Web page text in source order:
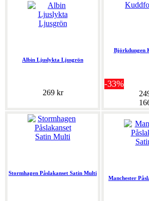
Albin Ljuslykta Ljusgrön
269 kr
Björkdungen
-33%
Stormhagen Påslakanset Satin Multi
Manchester